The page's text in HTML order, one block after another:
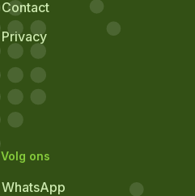
Contact
Privacy
Volg ons
WhatsApp